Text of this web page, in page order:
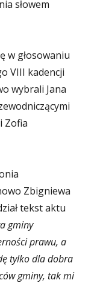
słowem
w głosowaniu
VIII kadencji
wybrali Jana
Zofia
Zbigniewa
tekst aktu
gminy
prawu, a
tylko dla dobra
gminy, tak mi